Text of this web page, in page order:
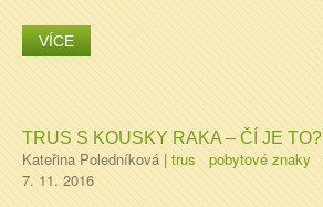
VÍCE
TRUS S KOUSKY RAKA – ČÍ JE TO?
Kateřina Poledníková | trus pobytové znaky
7. 11. 2016